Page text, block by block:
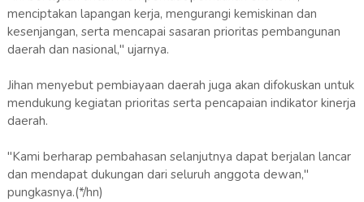
menciptakan lapangan kerja, mengurangi kemiskinan dan
kesenjangan, serta mencapai sasaran prioritas pembangunan
daerah dan nasional," ujarnya.
Jihan menyebut pembiayaan daerah juga akan difokuskan untuk
mendukung kegiatan prioritas serta pencapaian indikator kinerja
daerah.
"Kami berharap pembahasan selanjutnya dapat berjalan lancar
dan mendapat dukungan dari seluruh anggota dewan,"
pungkasnya.(*/hn)